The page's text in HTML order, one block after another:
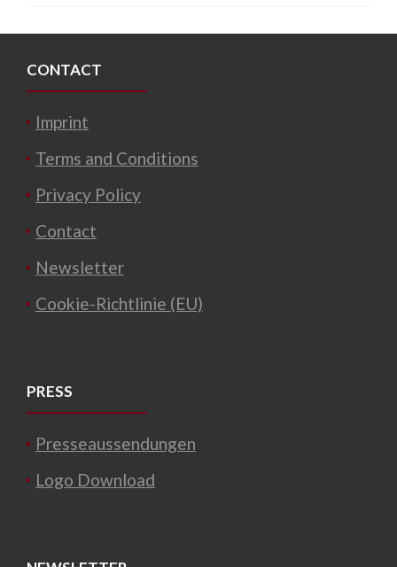
CONTACT
Imprint
Terms and Conditions
Privacy Policy
Contact
Newsletter
Cookie-Richtlinie (EU)
PRESS
Presseaussendungen
Logo Download